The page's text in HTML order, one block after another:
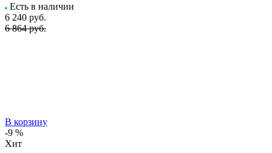
Есть в наличии
6 240 руб.
6 864 руб.
В корзину
-9 %
Хит